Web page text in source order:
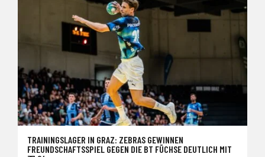
TRAININGSLAGER IN GRAZ: ZEBRAS GEWINNEN
FREUNDSCHAFTSSPIEL GEGEN DIE BT FÜCHSE DEUTLICH MIT